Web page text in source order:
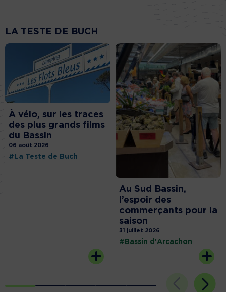
LA TESTE DE BUCH
À vélo, sur les traces
des plus grands films
du Bassin
06 août 2026
#La Teste de Buch
Au Sud Bassin,
l’espoir des
commerçants pour la
saison
31 juillet 2026
#Bassin d'Arcachon